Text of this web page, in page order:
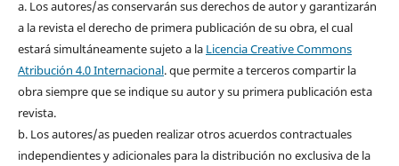
a. Los autores/as conservarán sus derechos de autor y garantizarán
a la revista el derecho de primera publicación de su obra, el cual
estará simultáneamente sujeto a la Licencia Creative Commons
Atribución 4.0 Internacional. que permite a terceros compartir la
obra siempre que se indique su autor y su primera publicación esta
revista.
b. Los autores/as pueden realizar otros acuerdos contractuales
independientes y adicionales para la distribución no exclusiva de la